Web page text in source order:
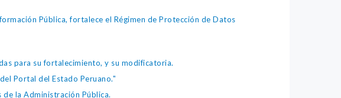
Pública, fortalece el Régimen de Protección de Datos
para su fortalecimiento, y su modificatoria.
Portal del Estado Peruano."
la Administración Pública.